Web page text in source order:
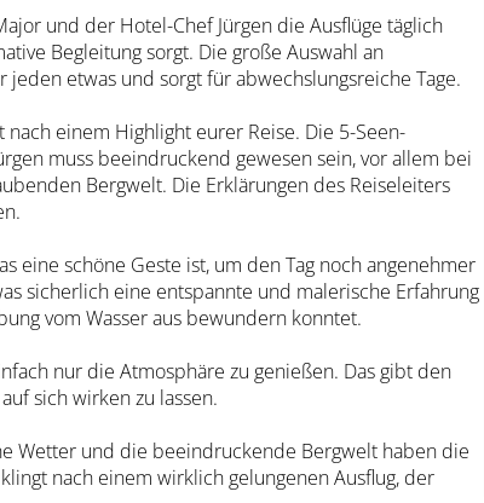
und der Hotel-Chef Jürgen die Ausflüge täglich
Begleitung sorgt. Die große Auswahl an
etwas und sorgt für abwechslungsreiche Tage.
nach einem Highlight eurer Reise. Die 5-Seen-
muss beeindruckend gewesen sein, vor allem bei
Bergwelt. Die Erklärungen des Reiseleiters
eine schöne Geste ist, um den Tag noch angenehmer
sicherlich eine entspannte und malerische Erfahrung
vom Wasser aus bewundern konntet.
nur die Atmosphäre zu genießen. Das gibt den
sich wirken zu lassen.
Wetter und die beeindruckende Bergwelt haben die
nach einem wirklich gelungenen Ausflug, der